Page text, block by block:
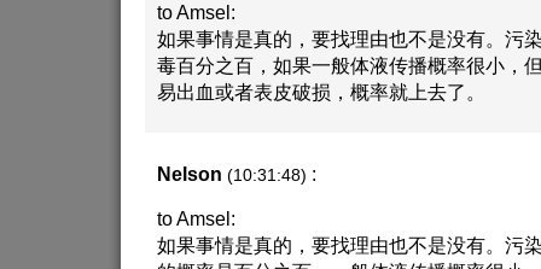
to Amsel:
如果事情是真的，要找理由也不是没有。污
毒百分之百，如果一般体液传播概率很小，
易出血或者表皮破损，概率就上去了。
Nelson (10:31:48) :
to Amsel:
如果事情是真的，要找理由也不是没有。污